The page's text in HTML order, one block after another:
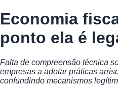
Economia
ponto ela é
Falta de compreensão técnica
empresas a adotar práticas
confundindo mecanismos